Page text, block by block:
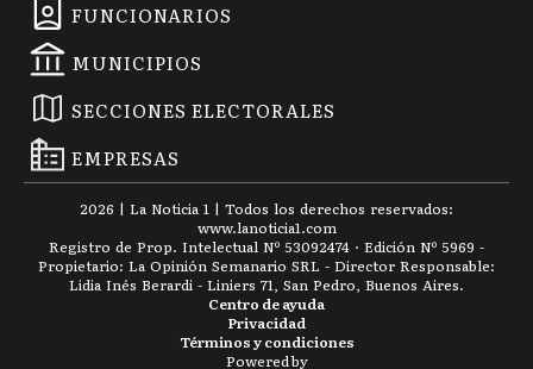
FUNCIONARIOS
MUNICIPIOS
SECCIONES ELECTORALES
EMPRESAS
2026 | La Noticia 1 | Todos los derechos reservados:
www.lanoticia1.com
Registro de Prop. Intelectual Nº 53092474 · Edición Nº 5969 -
Propietario: La Opinión Semanario SRL - Director Responsable:
Lidia Inés Berardi - Liniers 71, San Pedro, Buenos Aires.
Términos y condiciones
Privacidad
Centro de ayuda
Powered by